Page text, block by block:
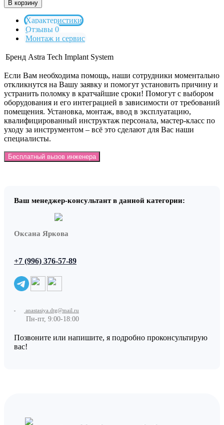
В корзину
Характеристики
Отзывы 0
Монтаж и сервис
Бренд Astra Tech Implant System
Если Вам необходима помощь, наши сотрудники моментально
откликнутся на Вашу заявку и помогут установить причину и
устранить поломку в кратчайшие сроки! Помогут с выбором
оборудования и его интеграцией в зависимости от требований
помещения. Установка, монтаж, ввод в эксплуатацию,
квалифицированный инструктаж персонала, мастер-класс по
уходу за инструментом – всё это сделают для Вас наши
специалисты.
Бесплатный вызов инженера
Ваш менеджер-консультант в данной категории:
Оксана Яркова
+7 (996) 376-57-89
anastasiya.dtg@mail.ru
Пн-пт, 9:00-18:00
Позвоните или напишите, я подробно проконсультирую
вас!